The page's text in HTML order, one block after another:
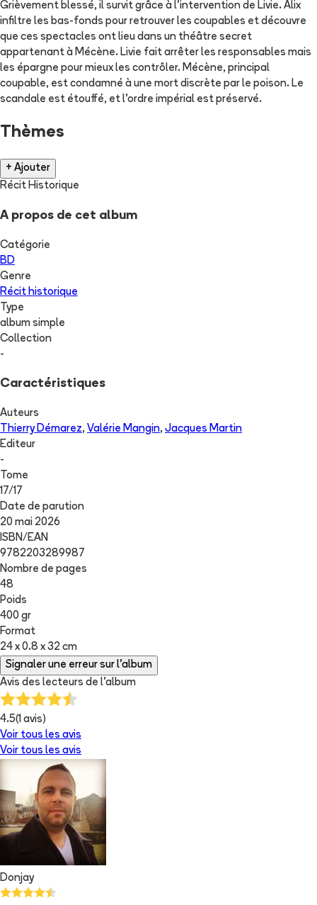
Grièvement blessé, il survit grâce à l'intervention de Livie. Alix
infiltre les bas-fonds pour retrouver les coupables et découvre
que ces spectacles ont lieu dans un théâtre secret
appartenant à Mécène. Livie fait arrêter les responsables mais
les épargne pour mieux les contrôler. Mécène, principal
coupable, est condamné à une mort discrète par le poison. Le
scandale est étouffé, et l'ordre impérial est préservé.
Thèmes
+ Ajouter
Récit Historique
A propos de cet album
Catégorie
BD
Genre
Récit historique
Type
album simple
Collection
-
Caractéristiques
Auteurs
Thierry Démarez, Valérie Mangin, Jacques Martin
Editeur
-
Tome
17/17
Date de parution
20 mai 2026
ISBN/EAN
9782203289987
Nombre de pages
48
Poids
400 gr
Format
24 x 0.8 x 32 cm
Signaler une erreur sur l'album
Avis des lecteurs de l'album
4.5(1 avis)
Voir tous les avis
Voir tous les avis
Donjay